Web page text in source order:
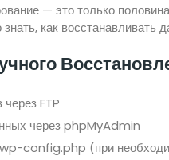
— это только
как восстанавливать
FTP
через phpMyAdmin
config.php (при